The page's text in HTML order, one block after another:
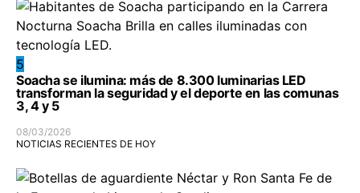
5
Soacha se ilumina: más de 8.300 luminarias LED
transforman la seguridad y el deporte en las comunas
3, 4 y 5
08/03/2026
NOTICIAS RECIENTES DE HOY